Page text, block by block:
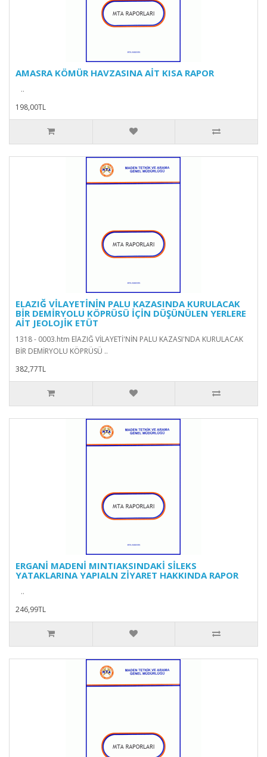
AMASRA KÖMÜR HAVZASINA AİT KISA RAPOR
..
198,00TL
ELAZIĞ VİLAYETİNİN PALU KAZASINDA KURULACAK
BİR DEMİRYOLU KÖPRÜSÜ İÇİN DÜŞÜNÜLEN YERLERE
AİT JEOLOJİK ETÜT
1318 - 0003.htm ElAZIĞ VİLAYETİ'NİN PALU KAZASI'NDA KURULACAK
BİR DEMİRYOLU KÖPRÜSÜ ..
382,77TL
ERGANİ MADENİ MINTIAKSINDAKİ SİLEKS
YATAKLARINA YAPIALN ZİYARET HAKKINDA RAPOR
..
246,99TL